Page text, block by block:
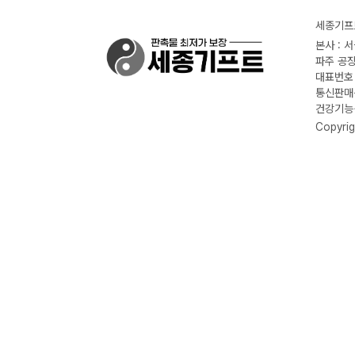
세종기
본사 :
파주 공
대표번
통신판
건강기